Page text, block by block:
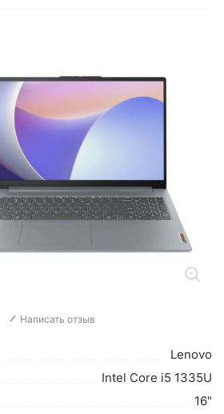
Написать отзыв
Lenovo
Intel Core i5 1335U
16"